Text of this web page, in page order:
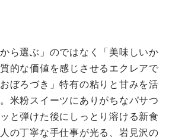
ら選ぶ」のではなく「美味しいか
的な価値を感じさせるエクレアで
ぼろづき」特有の粘りと甘みを活
米粉スイーツにありがちなパサつ
と弾けた後にしっとり溶ける新食
の丁寧な手仕事が光る、岩見沢の